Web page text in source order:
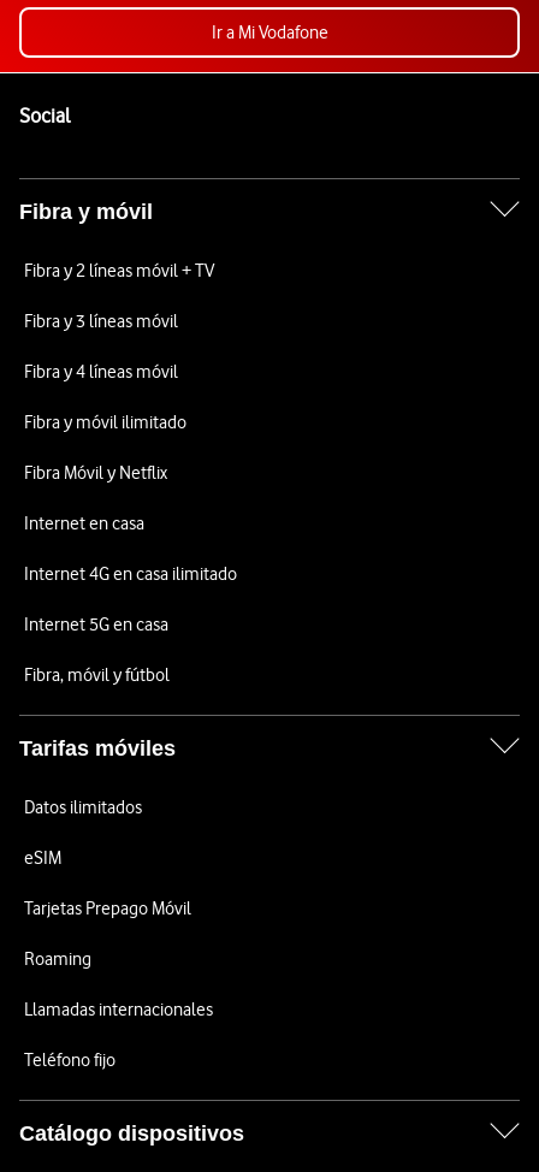
Ir a Mi Vodafone
SocialEnlaces a las redes sociales de Vodafone
Fibra y móvil
Fibra y 2 líneas móvil + TV
Fibra y 3 líneas móvil
Fibra y 4 líneas móvil
Fibra y móvil ilimitado
Fibra Móvil y Netflix
Internet en casa
Internet 4G en casa ilimitado
Internet 5G en casa
Fibra, móvil y fútbol
Tarifas móviles
Datos ilimitados
eSIM
Tarjetas Prepago Móvil
Roaming
Llamadas internacionales
Teléfono fijo
Catálogo dispositivos